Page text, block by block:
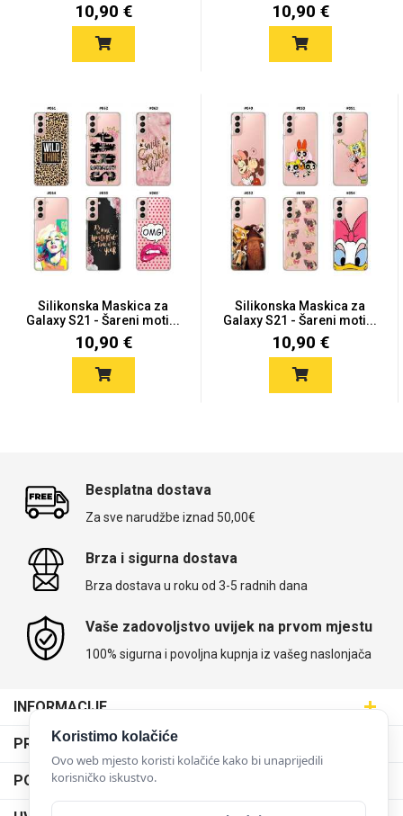
10,90 € 10,90 €
Silikonska Maskica za
Galaxy S21 - Šareni moti...
10,90 €
Silikonska Maskica za
Galaxy S21 - Šareni moti...
10,90 €
Besplatna dostava
Za sve narudžbe iznad 50,00€
Brza i sigurna dostava
Brza dostava u roku od 3-5 radnih dana
Vaše zadovoljstvo uvijek na prvom mjestu
100% sigurna i povoljna kupnja iz vašeg naslonjača
INFORMACIJE
Maskice.hr - Web trgovina
SVIJET MASKICA d.o.o.
Aleja javora 13, 10000 Zagreb
095 5555 345
PRODAJNA MJESTA
Poslovnica Trešnjevka
Poslovnica Dubrava
PODRŠKA
Dostava
Koristimo kolačiće
Ovo web mjesto koristi kolačiće kako bi unaprijedili
korisničko iskustvo.